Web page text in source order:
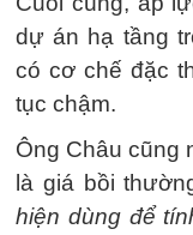
dự án hạ tầng
có cơ chế đặc
tục chậm.
Ông Châu cũng
là giá bồi
hiện dùng để